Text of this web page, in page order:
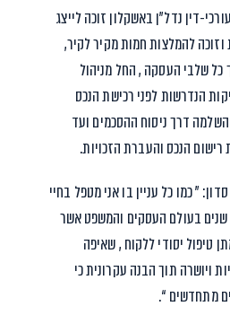
דין נדל”ן באשקלון זוכה לייצג
להמלצות חמות מקיר לקיר,
כל שלבי העסקה , החל מניהול
הנדרשות לפני רכישת הנכס
דרך ניסוח ההסכמים ועד
הנכס והעברת הזכויות.
” כמו כל עניין בו אני מטפל בחיי
שנים בעולם העסקים והמשפט אשר
טיפול יסודי ללקוח , שאיפה
ויושרה תוך הבנה עקרונית כי
מתחדשים “.